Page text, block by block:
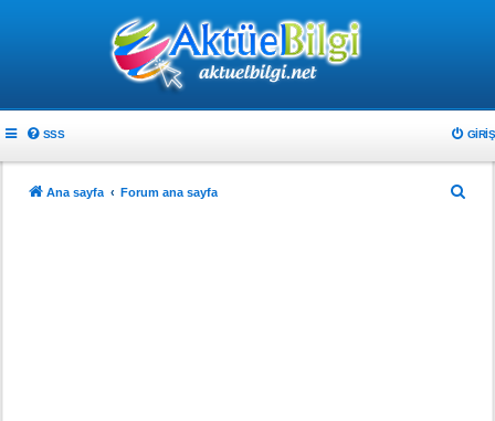
SSS GIRIŞ
Ana sayfa Forum ana sayfa